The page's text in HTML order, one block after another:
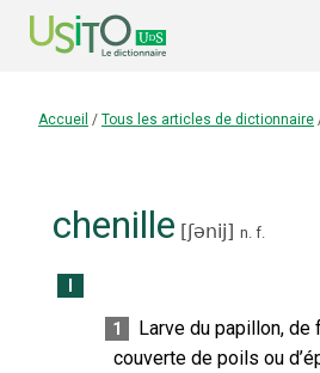
Accueil / Tous les articles de dictionnaire
chenille [ʃənij] n. f.
1
Larve du papillon,
couverte de poils ou